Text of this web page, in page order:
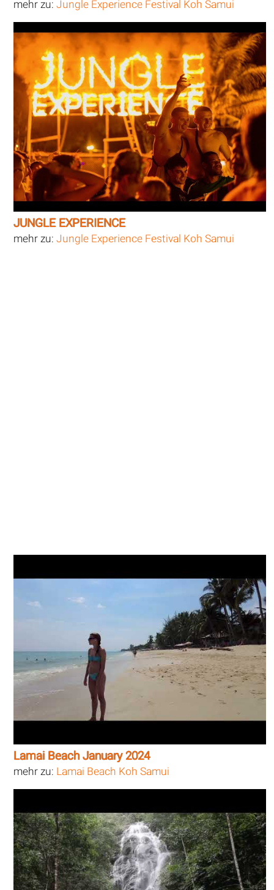
mehr zu:Jungle Experience Festival Koh Samui
JUNGLE EXPERIENCE
mehr zu:Jungle Experience Festival Koh Samui
Lamai Beach January 2024
mehr zu: Lamai Beach Koh Samui